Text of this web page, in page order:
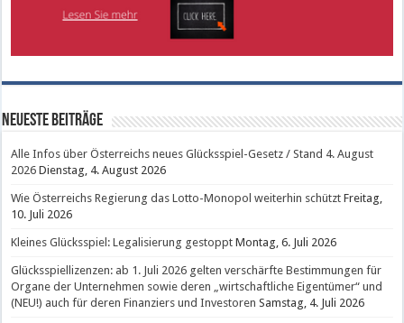
Neueste Beiträge
Alle Infos über Österreichs neues Glücksspiel-Gesetz / Stand 4. August
2026 Dienstag, 4. August 2026
Wie Österreichs Regierung das Lotto-Monopol weiterhin schützt Freitag,
10. Juli 2026
Kleines Glücksspiel: Legalisierung gestoppt Montag, 6. Juli 2026
Glücksspiellizenzen: ab 1. Juli 2026 gelten verschärfte Bestimmungen für
Organe der Unternehmen sowie deren „wirtschaftliche Eigentümer“ und
(NEU!) auch für deren Finanziers und Investoren Samstag, 4. Juli 2026